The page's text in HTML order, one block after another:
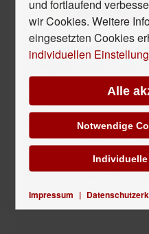
DerPositionierung
UnternehmerInnen – mit
treffsichere
auf alles, was zum
vor allemSichtbarkeit,
Angebote
Positionierung
und fortlaufend
wir Cookies. Weitere
eingesetzten Cookies
individuellen
Alle
Notwendige
Impressum |